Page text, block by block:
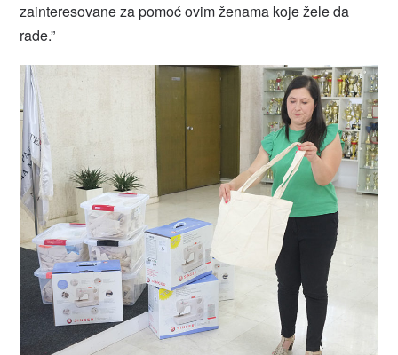
zainteresovane za pomoć ovim ženama koje žele da
rade.”